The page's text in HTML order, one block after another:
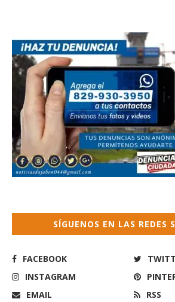
SÍGUENOS EN LAS REDES
FACEBOOK
INSTAGRAM
EMAIL
RSS